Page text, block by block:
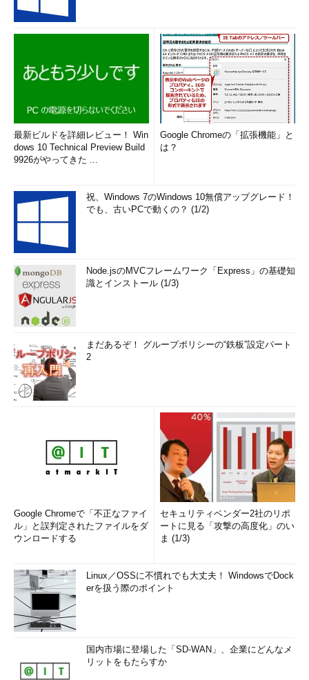
実際に、日本でも大企業を中
ガートナー ジャパンの調査によ
ると、自動化ツールを導入する
業を含め、2割弱に及んでいる
という。特に、大企業において
は、アプリケーションが大規模
化してくるに従って、コーディ
も増加することから、自動化ツ
ールが有効になると見られる。
しかし、自動化ツールには、
さまざまな種類の製品があり、
生産性や有効性などの評価は簡
単ではなく、開発作業に関して
深い知識がないと選定できない
ものも多い。そのため、開発の
全てを自社で行っていない一般
的な企業のほとんどは、情報シ
ステムの開発を請け負うSIerか
らの提案を受けて、ツールの採
自動化ツールを活用した提案
を見極める
の迅速化や品質向上、コスト削
減をセールスポイントとして、
ユーザー企業に自動化ツールの
増えてきている。「自動化ツー
ルの活用をめぐる潮目は明らか
に変わりつつある」と片山氏は
指摘する。
その一方で、旧来の開発体制
を変えるのに消極的で、自動化
最新ビルドを詳細レビュー！ Win
dows 10 Technical Preview Build
9926がやってきた ...
Google Chromeの「拡張機能」と
は？
祝、Windows 7のWindows 10無償アップグレード！
でも、古いPCで動くの？ (1/2)
Node.jsのMVCフレームワーク「Express」の基礎知
識とインストール (1/3)
まだあるぞ！ グループポリシーの“鉄板”設定パート
2
Google Chromeで「不正なファイ
ル」と誤判定されたファイルをダ
ウンロードする
セキュリティベンダー2社のリポ
ートに見る「攻撃の高度化」のい
ま (1/3)
Linux／OSSに不慣れでも大丈夫！ WindowsでDock
erを扱う際のポイント
国内市場に登場した「SD-WAN」、企業にどんなメ
リットをもたらすか